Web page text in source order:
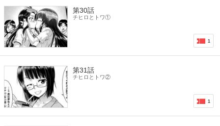
第30話
チヒロとトワ①
1
第31話
チヒロとトワ②
1